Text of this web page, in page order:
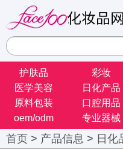
护肤品 彩妆
医学美容
日化产品
原料包装
口腔用品
oem/odm
专业器械
首页 > 产品信息 > 日化